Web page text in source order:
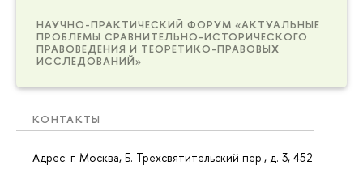
НАУЧНО-ПРАКТИЧЕСКИЙ ФОРУМ «АКТУАЛЬНЫЕ
ПРОБЛЕМЫ СРАВНИТЕЛЬНО-ИСТОРИЧЕСКОГО
ПРАВОВЕДЕНИЯ И ТЕОРЕТИКО-ПРАВОВЫХ
ИССЛЕДОВАНИЙ»
КОНТАКТЫ
Адрес: г. Москва, Б. Трехсвятительский пер., д. 3, 452